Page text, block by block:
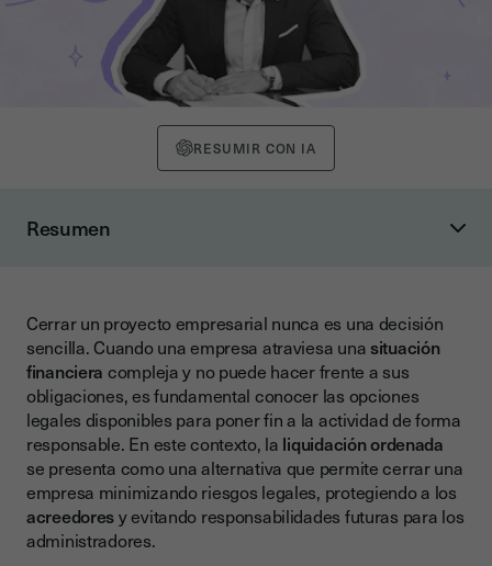
RESUMIR CON IA
Resumen
Diferencias clave entre ambos procesos
Liquidación ordenada
Concurso de acreedores
Comparativa: ¿Cuál elegir?
Criterio: Control del proceso
Criterio: Coste económico
Cerrar un proyecto empresarial nunca es una decisión
sencilla. Cuando una empresa atraviesa unasituación
financiera compleja y no puede hacer frente a sus
obligaciones, es fundamental conocer las opciones
legales disponibles para poner fin a la actividad de forma
responsable. En este contexto, la liquidación ordenada
se presenta como una alternativa que permite cerrar una
empresa minimizando riesgos legales, protegiendo a los
acreedoresy evitando responsabilidades futuras para los
administradores.